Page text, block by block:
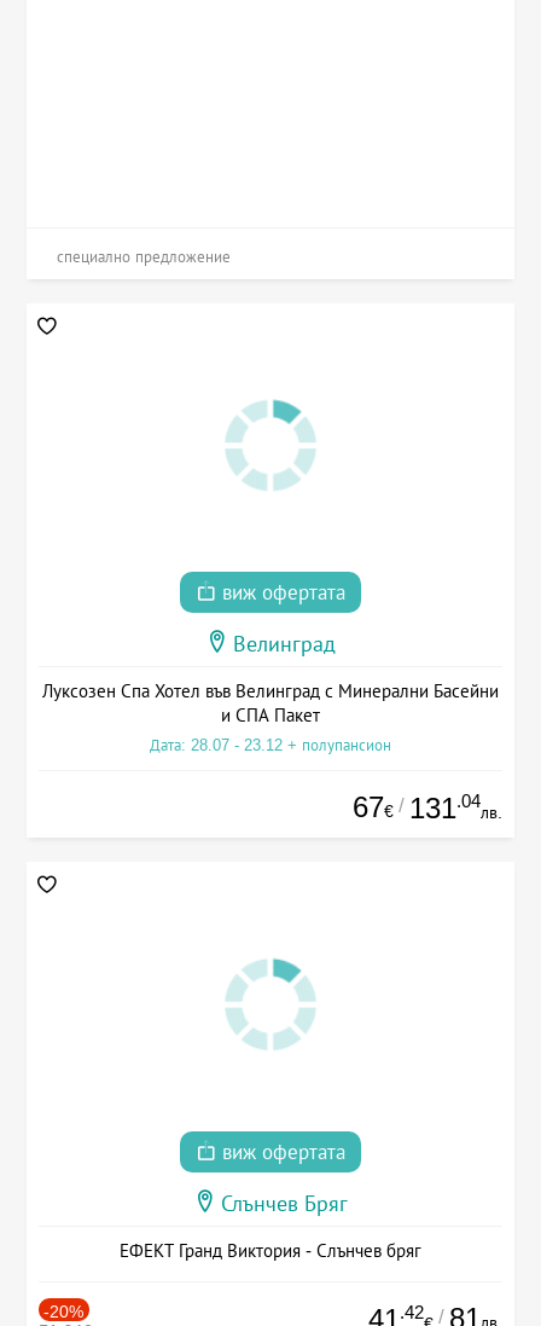
специално предложение
виж офертата
Велинград
Луксозен Спа Хотел във Велинград с Минерални Басейни
и СПА Пакет
Дата: 28.07 - 23.12 + полупансион
67€ / 131.04
лв.
виж офертата
Слънчев Бряг
ЕФЕКТ Гранд Виктория - Слънчев бряг
-20% 41 .42 / 81